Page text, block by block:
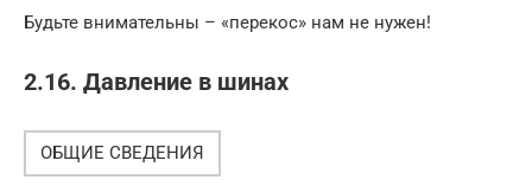
Будьте внимательны – «перекос» нам не нужен!
2.16. Давление в шинах
ОБЩИЕ СВЕДЕНИЯ